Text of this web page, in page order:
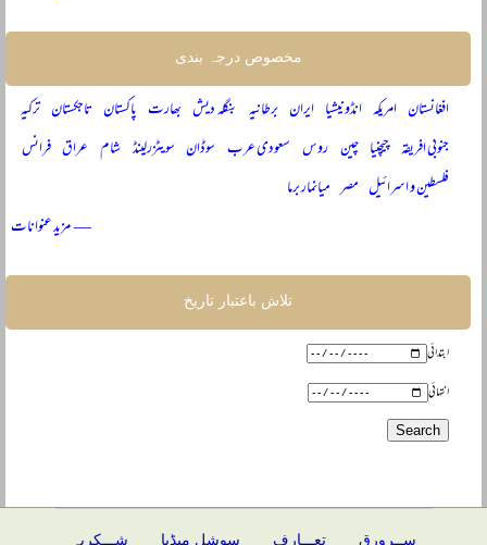
مخصوص درجہ بندی
افغانستان امریکہ انڈونیشیا ایران برطانیہ بنگلہ دیش بھارت پاکستان تاجکستان ترکیہ
جنوبی افریقہ چیچنیا چین روس سعودی عرب سوڈان سویٹزرلینڈ شام عراق فرانس
فلسطین و اسرائیل مصر میانمار برما
— مزید عنوانات
تلاش باعتبار تاریخ
ابتدائی
انتہائی
ســرورق تعـــارف سوشل میڈیا شـــکریہ